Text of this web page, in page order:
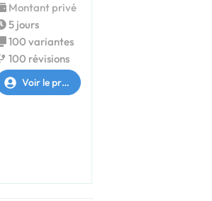
Montant privé
5 jours
100 variantes
100 révisions
Voir le profil